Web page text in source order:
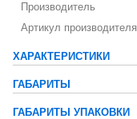
Производитель
Артикул производителя
ХАРАКТЕРИСТИКИ
ГАБАРИТЫ
ГАБАРИТЫ УПАКОВКИ